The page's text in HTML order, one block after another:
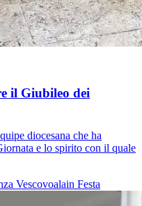
il Giubileo dei
diocesana che ha
e lo spirito con il quale
Vescovoalain Festa